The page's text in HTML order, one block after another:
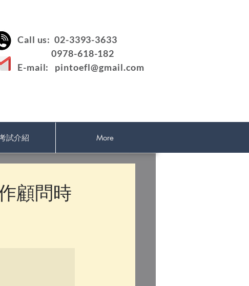
Call us: 02-3393-3633
0978-618-182
E-mail: pintoefl@gmail.com
試介紹 More
顧問時